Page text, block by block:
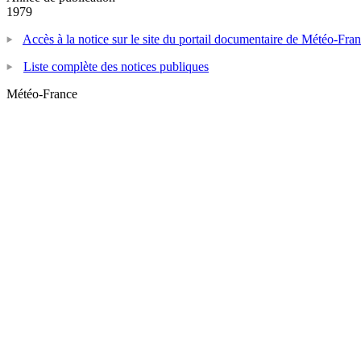
1979
Accès à la notice sur le site du portail documentaire de Météo-
Liste complète des notices publiques
Météo-France